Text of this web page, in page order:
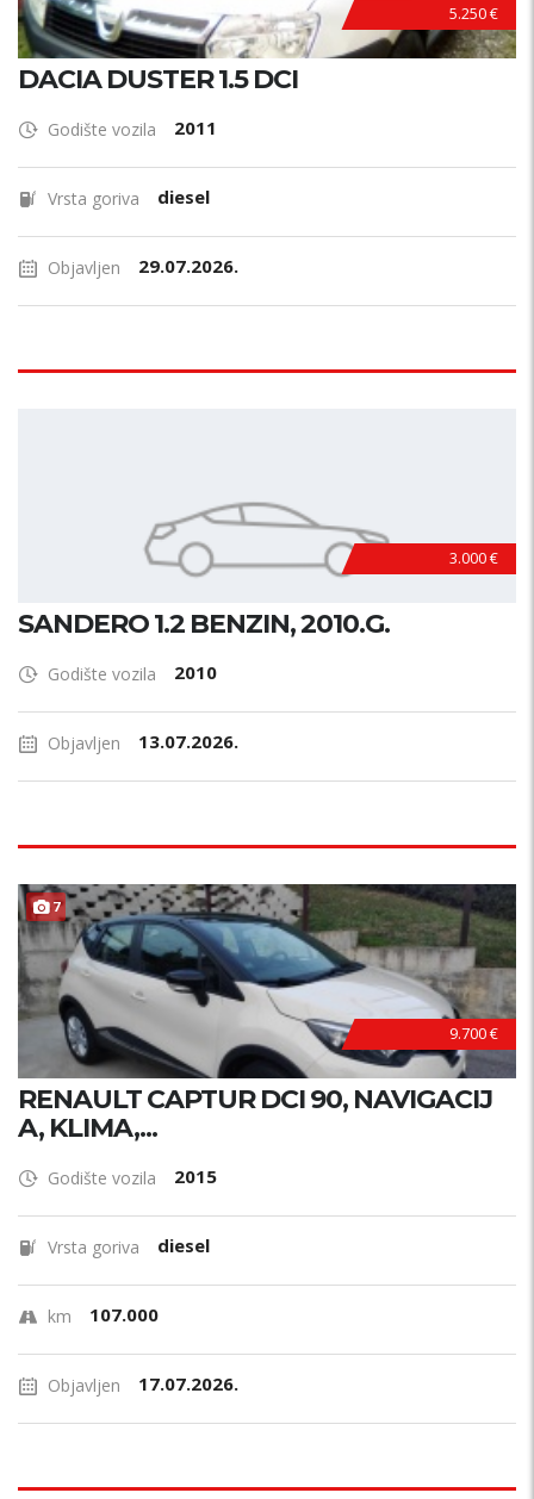
5.250 €
DACIA DUSTER 1.5 DCI
Godište vozila 2011
Vrsta goriva diesel
Objavljen 29.07.2026.
3.000 €
SANDERO 1.2 BENZIN, 2010.G.
Godište vozila 2010
Objavljen 13.07.2026.
7
9.700 €
RENAULT CAPTUR DCI 90, NAVIGACIJ
A, KLIMA,...
Godište vozila 2015
Vrsta goriva diesel
km 107.000
Objavljen 17.07.2026.